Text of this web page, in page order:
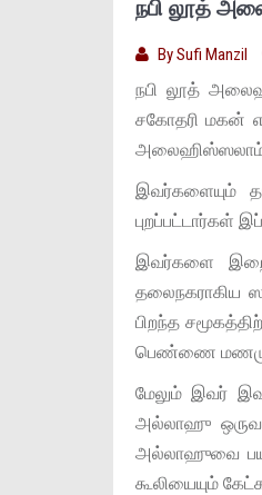
நபி லூத்
BySufi Manzil
நபி லூத்
சகோதரி மகன்
அலைஹிஸ்ஸலாம்
இவர்களையும்
புறப்பட்டார்கள்
இவர்களை
தலைநகராகிய
பிறந்த
பெண்ணை
மேலும் இவர்
அல்லாஹு
அல்லாஹுவை
கூலியையும்